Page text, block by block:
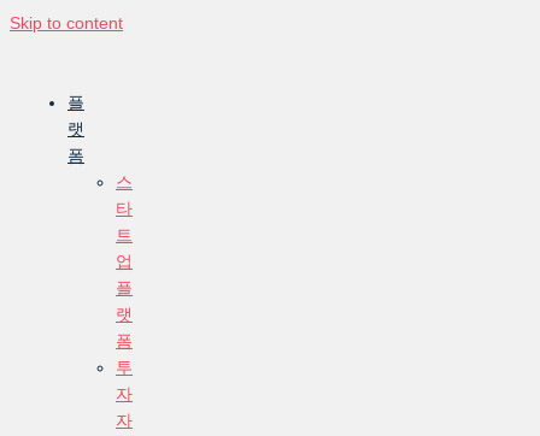
Skip to content
플
랫
폼
스
타
트
업
플
랫
폼
투
자
자